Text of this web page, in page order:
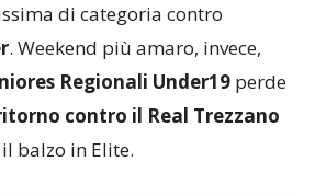
di categoria contro
. Weekend più amaro, invece,
Regionali Under19 perde
contro il Real Trezzano
balzo in Elite.